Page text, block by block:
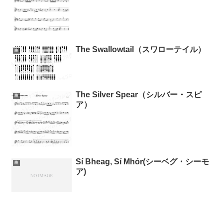
曲 The Swallowtail（スワローテイル）
曲
The Silver Spear（シルバー・スピ
ア）
曲
Sí Bheag, Sí Mhór(シーベグ・シーモ
ア)